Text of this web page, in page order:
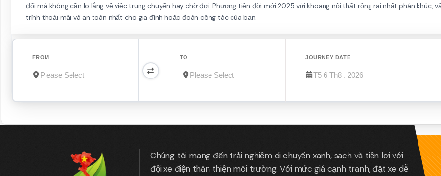
đối mà không cần lo lắng về việc trung chuyển hay chờ đợi. Phương tiện đời mới 2025 với khoang nội thất rộng rãi nhất phân khúc,
trình thoải mái và an toàn nhất cho gia đình hoặc đoàn công tác của bạn.
FROM TO JOURNEY DATE
Chúng tôi mang đến trải nghiệm di chuyển xanh, sạch và tiện lợi với
đội xe điện thân thiện môi trường. Với mức giá cạnh tranh, đặt xe dễ